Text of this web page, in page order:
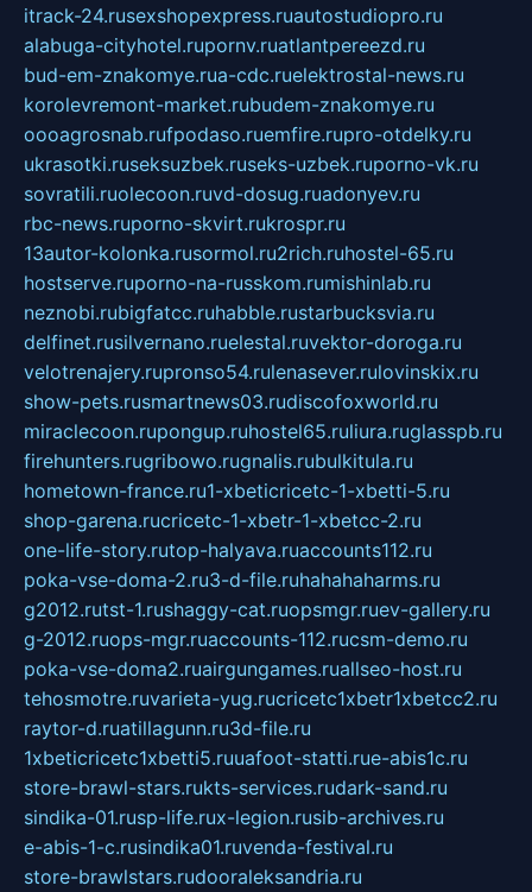
itrack-24.rusexshopexpress.ruautostudiopro.ru
alabuga-cityhotel.rupornv.ruatlantpereezd.ru
bud-em-znakomye.rua-cdc.ruelektrostal-news.ru
korolevremont-market.rubudem-znakomye.ru
oooagrosnab.rufpodaso.ruemfire.rupro-otdelky.ru
ukrasotki.ruseksuzbek.ruseks-uzbek.ruporno-vk.ru
sovratili.ruolecoon.ruvd-dosug.ruadonyev.ru
rbc-news.ruporno-skvirt.rukrospr.ru
13autor-kolonka.rusormol.ru2rich.ruhostel-65.ru
hostserve.ruporno-na-russkom.rumishinlab.ru
neznobi.rubigfatcc.ruhabble.rustarbucksvia.ru
delfinet.rusilvernano.ruelestal.ruvektor-doroga.ru
velotrenajery.rupronso54.rulenasever.rulovinskix.ru
show-pets.rusmartnews03.rudiscofoxworld.ru
miraclecoon.rupongup.ruhostel65.ruliura.ruglasspb.ru
firehunters.rugribowo.rugnalis.rubulkitula.ru
hometown-france.ru1-xbeticricetc-1-xbetti-5.ru
shop-garena.rucricetc-1-xbetr-1-xbetcc-2.ru
one-life-story.rutop-halyava.ruaccounts112.ru
poka-vse-doma-2.ru3-d-file.ruhahahaharms.ru
g2012.rutst-1.rushaggy-cat.ruopsmgr.ruev-gallery.ru
g-2012.ruops-mgr.ruaccounts-112.rucsm-demo.ru
poka-vse-doma2.ruairgungames.ruallseo-host.ru
tehosmotre.ruvarieta-yug.rucricetc1xbetr1xbetcc2.ru
raytor-d.ruatillagunn.ru3d-file.ru
1xbeticricetc1xbetti5.ruuafoot-statti.rue-abis1c.ru
store-brawl-stars.rukts-services.rudark-sand.ru
sindika-01.rusp-life.rux-legion.rusib-archives.ru
e-abis-1-c.rusindika01.ruvenda-festival.ru
store-brawlstars.rudooraleksandria.ru